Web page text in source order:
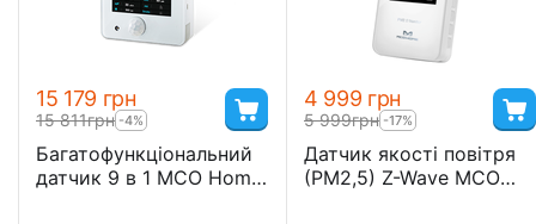
15 179 грн
15 811грн -4%
Багатофункціональний
датчик 9 в 1 MCO Home
4 999 грн
5 999грн -17%
Датчик якості повітря
(РМ2,5) Z-Wave MCO